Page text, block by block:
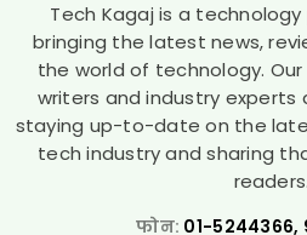
Tech Kagaj is a
bringing the latest news,
the world of technology.
writers and industry
staying up-to-date on the
tech industry and sharing
readers.
फोन: 01-5244366,